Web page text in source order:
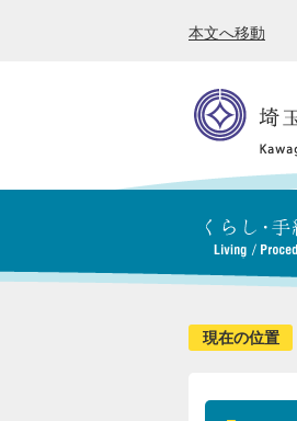
本文へ移動
現在の位置